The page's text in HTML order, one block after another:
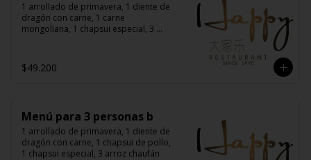
1 arrollado de primavera, 1 diente de
dragón con carne, 1 carne
mongoliana, 1 chapsui especial, 3
$49.200
Menú para 3 personas b
1 arrollado de primavera, 1 diente de
dragón con carne, 1 chapsui de pollo,
1 chapsui especial, 3 arroz chaufán